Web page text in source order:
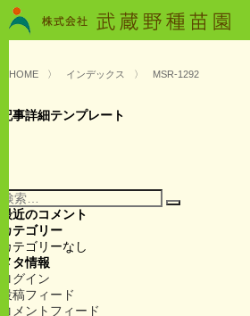
HOME 〉 インデックス 〉 MSR-1292
記事詳細テンプレート
検
索:
検
最近のコメント
カテゴリー
カテゴリーなし
メタ情報
ログイン
投稿フィード
コメントフィード